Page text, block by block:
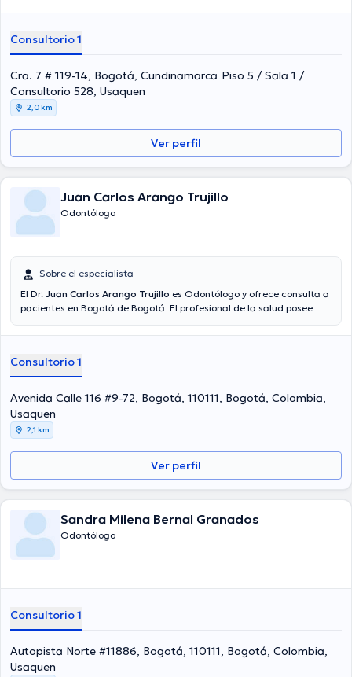
Consultorio 1
Cra. 7 # 119-14, Bogotá, Cundinamarca Piso 5 / Sala 1 /
Consultorio 528, Usaquen
2,0 km
Ver perfil
Juan Carlos Arango Trujillo
Odontólogo
Sobre el especialista
El Dr. Juan Carlos Arango Trujillo es Odontólogo y ofrece consulta a
pacientes en Bogotá de Bogotá. El profesional de la salud posee
Guadalajara y tiene varios años de experiencia en su área de
laboral en su área de experiencia. Así mismo, él se ha desempeñado
como miembro de diversas asociaciones médicas. Juan Carlos
Arango Trujillo ha intervenido en cuantiosas conferencias con la
meta de tener una formación continua en su ámbito de
especialización y ha compartido diversas publicaciones.
Consultorio 1
Avenida Calle 116 #9-72, Bogotá, 110111, Bogotá, Colombia,
Usaquen
2,1 km
Ver perfil
Sandra Milena Bernal Granados
Odontólogo
Consultorio 1
Autopista Norte #11886, Bogotá, 110111, Bogotá, Colombia,
Usaquen